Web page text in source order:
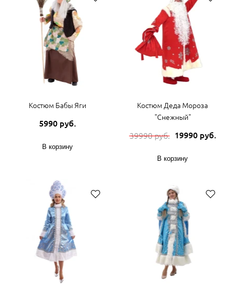
Костюм Бабы Яги
5990 руб.
В корзину
Костюм Деда Мороза
"Снежный"
39990 руб. 19990 руб.
В корзину